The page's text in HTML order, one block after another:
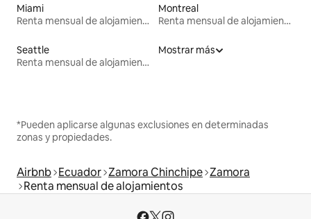
Miami
Renta mensual de alojamientos
Montreal
Renta mensual de alojamientos
Seattle
Renta mensual de alojamientos
Mostrar más
*Pueden aplicarse algunas exclusiones en determinadas
zonas y propiedades.
Airbnb Ecuador Zamora Chinchipe Zamora
Renta mensual de alojamientos